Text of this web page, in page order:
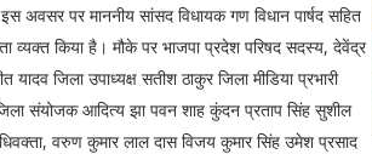
अवसर पर माननीय सांसद विधायक गण विधान पार्षद सहित
व्यक्त किया है। मौके पर भाजपा प्रदेश परिषद सदस्य, देवेंद्र
यादव जिला उपाध्यक्ष सतीश ठाकुर जिला मीडिया प्रभारी
संयोजक आदित्य झा पवन शाह कुंदन प्रताप सिंह सुशील
वरुण कुमार लाल दास विजय कुमार सिंह उमेश प्रसाद